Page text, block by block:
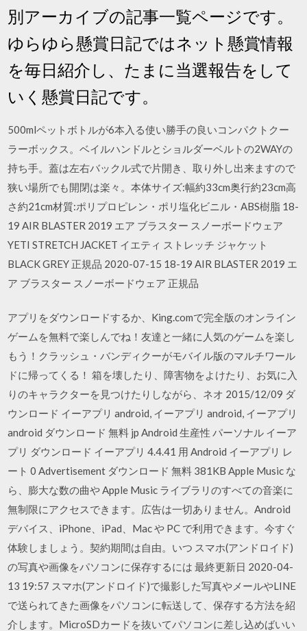
別アーカイブの記事一覧ページです。
ゆらゆら懸賞日記ではネット懸賞情報
を毎日紹介し、たまに当選報告をして
いく懸賞日記です。
500mlペットボトルが6本入る使い勝手の良いコンパクトクー
ラーボックス。ベイルハンドルとショルダーベルトの2WAYの
持ち手。蓋は左右バックル式で片開き、取り外し出来ますので
狭い場所でも開閉は楽々。本体サイズ:幅約33cm奥行約23cm高
さ約21cm材質:ポリプロピレン・ポリ塩化ビニル・ABS樹脂 18-
19 AIR BLASTER 2019 エア ブラスター スノーボードウェア
YETI STRETCH JACKET イエティ ストレッチ ジャケット
BLACK GREY 正規品 2020-07-15 18-19 AIR BLASTER 2019 エ
ア ブラスター スノーボードウェア 正規品
アプリをダウンロードするか、King.comで完全版のオンライン
ゲームを無料で楽しんでね！友達と一緒に人気のゲームを楽し
もう！クラッシュ・バンディクーがモバイル版のマルチワール
ドに帰ってくる！ 箱を壊したり、障害物をよけたり、お気に入
りのキャラクターを見つけたりしながら、ネオ 2015/12/09 ダ
ウンロード イーアプリ android, イーアプリ android, イーアプリ
android ダウンロード 無料 jp Android 生産性 パーソナル イーア
プリ ダウンロード イーアプリ 4.4.41 用 Android イーアプリ レ
ート 0 Advertisement ダウンロード 無料 381KB Apple Music な
ら、膨大な数の曲や Apple Music ライブラリのすべての音楽に
無制限にアクセスできます。広告は一切ありません。Android
デバイス、iPhone、iPad、Mac や PC で利用できます。今すぐ
体験しましょう。契約期間は自由。いつ スマホ(アンドロイド)
の写真や画像をパソコンに保存するには 最終更新日 2020-04-
13 19:57 スマホ(アンドロイド)で撮影した写真やメールやLINE
で送られてきた画像をパソコンに転送して、保存する方法を紹
介します。MicroSDカードを抜いてパソコンに差し込めばいい